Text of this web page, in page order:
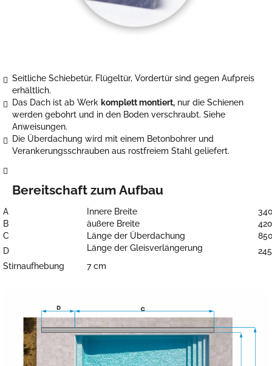
Seitliche Schiebetür, Flügeltür, Vordertür sind gegen Aufpreis
erhältlich.
Das Dach ist ab Werk komplett montiert, nur die Schienen
werden gebohrt und in den Boden verschraubt. Siehe
Anweisungen.
Die Überdachung wird mit einem Betonbohrer und
Verankerungsschrauben aus rostfreiem Stahl geliefert.
Bereitschaft zum Aufbau
A Innere Breite
B
äußere Breite
420
C
Länge der Überdachung
D
Länge der Gleisverlängerung
245
Stirnaufhebung
7 cm